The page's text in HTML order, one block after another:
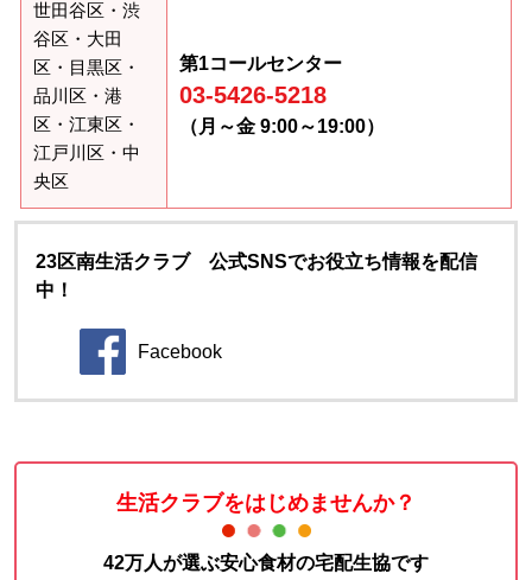
世田谷区・渋
谷区・大田
区・目黒区・
品川区・港
区・江東区・
江戸川区・中
央区
第1コールセンター
03-5426-5218
（月～金 9:00～19:00）
23区南生活クラブ 公式SNSでお役立ち情報を配信
中！
Facebook
別のウィンドウで開きます。
生活クラブをはじめませんか？
42万人が選ぶ安心食材の宅配生協です